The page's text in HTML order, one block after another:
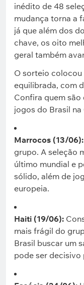
inédito de 48
mudança torna a
já que além dos
chave, os oito
geral também
O sorteio colocou
equilibrada, com
Confira quem são
jogos do Brasil
Marrocos (13/06):
grupo. A seleção
último mundial e
sólido, além de
europeia.
Haiti (19/06):
mais frágil do
Brasil buscar um
pode ser decisivo